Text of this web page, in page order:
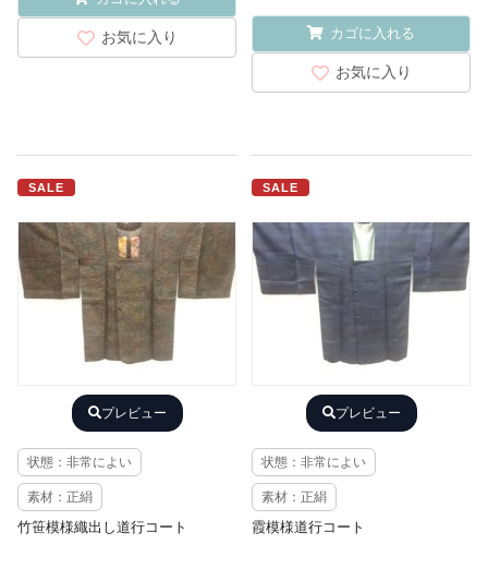
お気に入り カゴに入れる
お気に入り
SALE
プレビュー
状態：非常によい
素材：正絹
竹笹模様織出し道行コート
SALE
プレビュー
状態：非常によい
素材：正絹
霞模様道行コート